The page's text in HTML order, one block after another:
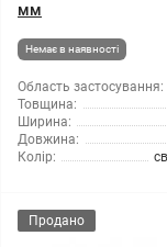
мм
Немає в наявності
Область застосування:
Товщина:
Ширина:
Довжина:
Колір:
Продано